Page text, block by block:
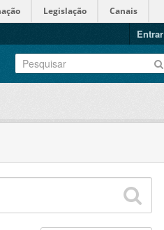
Legislação Canais
Entrar